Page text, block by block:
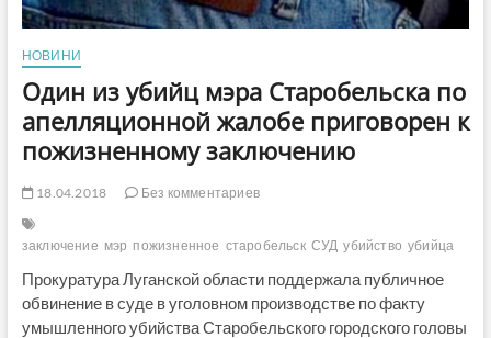
НОВИНИ
Один из убийц мэра Старобельска по
апелляционной жалобе приговорен к
пожизненному заключению
18.04.2018 Без комментариев
заключение мэр пожизненное старобельск СУД убийство убийца
Прокуратура Луганской области поддержала публичное
обвинение в суде в уголовном производстве по факту
умышленного убийства Старобельского городского головы